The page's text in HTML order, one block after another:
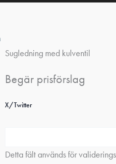
Sugledning med kulventil
Begär prisförslag
X/Twitter
Detta fält används för